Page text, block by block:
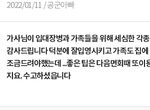
2022/01/11 / 공군아빠
가사님이 입대장병과 가족들을 위해 세심한 각
감사드립니다 덕분에 잘입영시키고 가족도 집
조금드려야했는데 ...좋은 팁은 다음면회때 또이
지요. 수고하셨읍니다